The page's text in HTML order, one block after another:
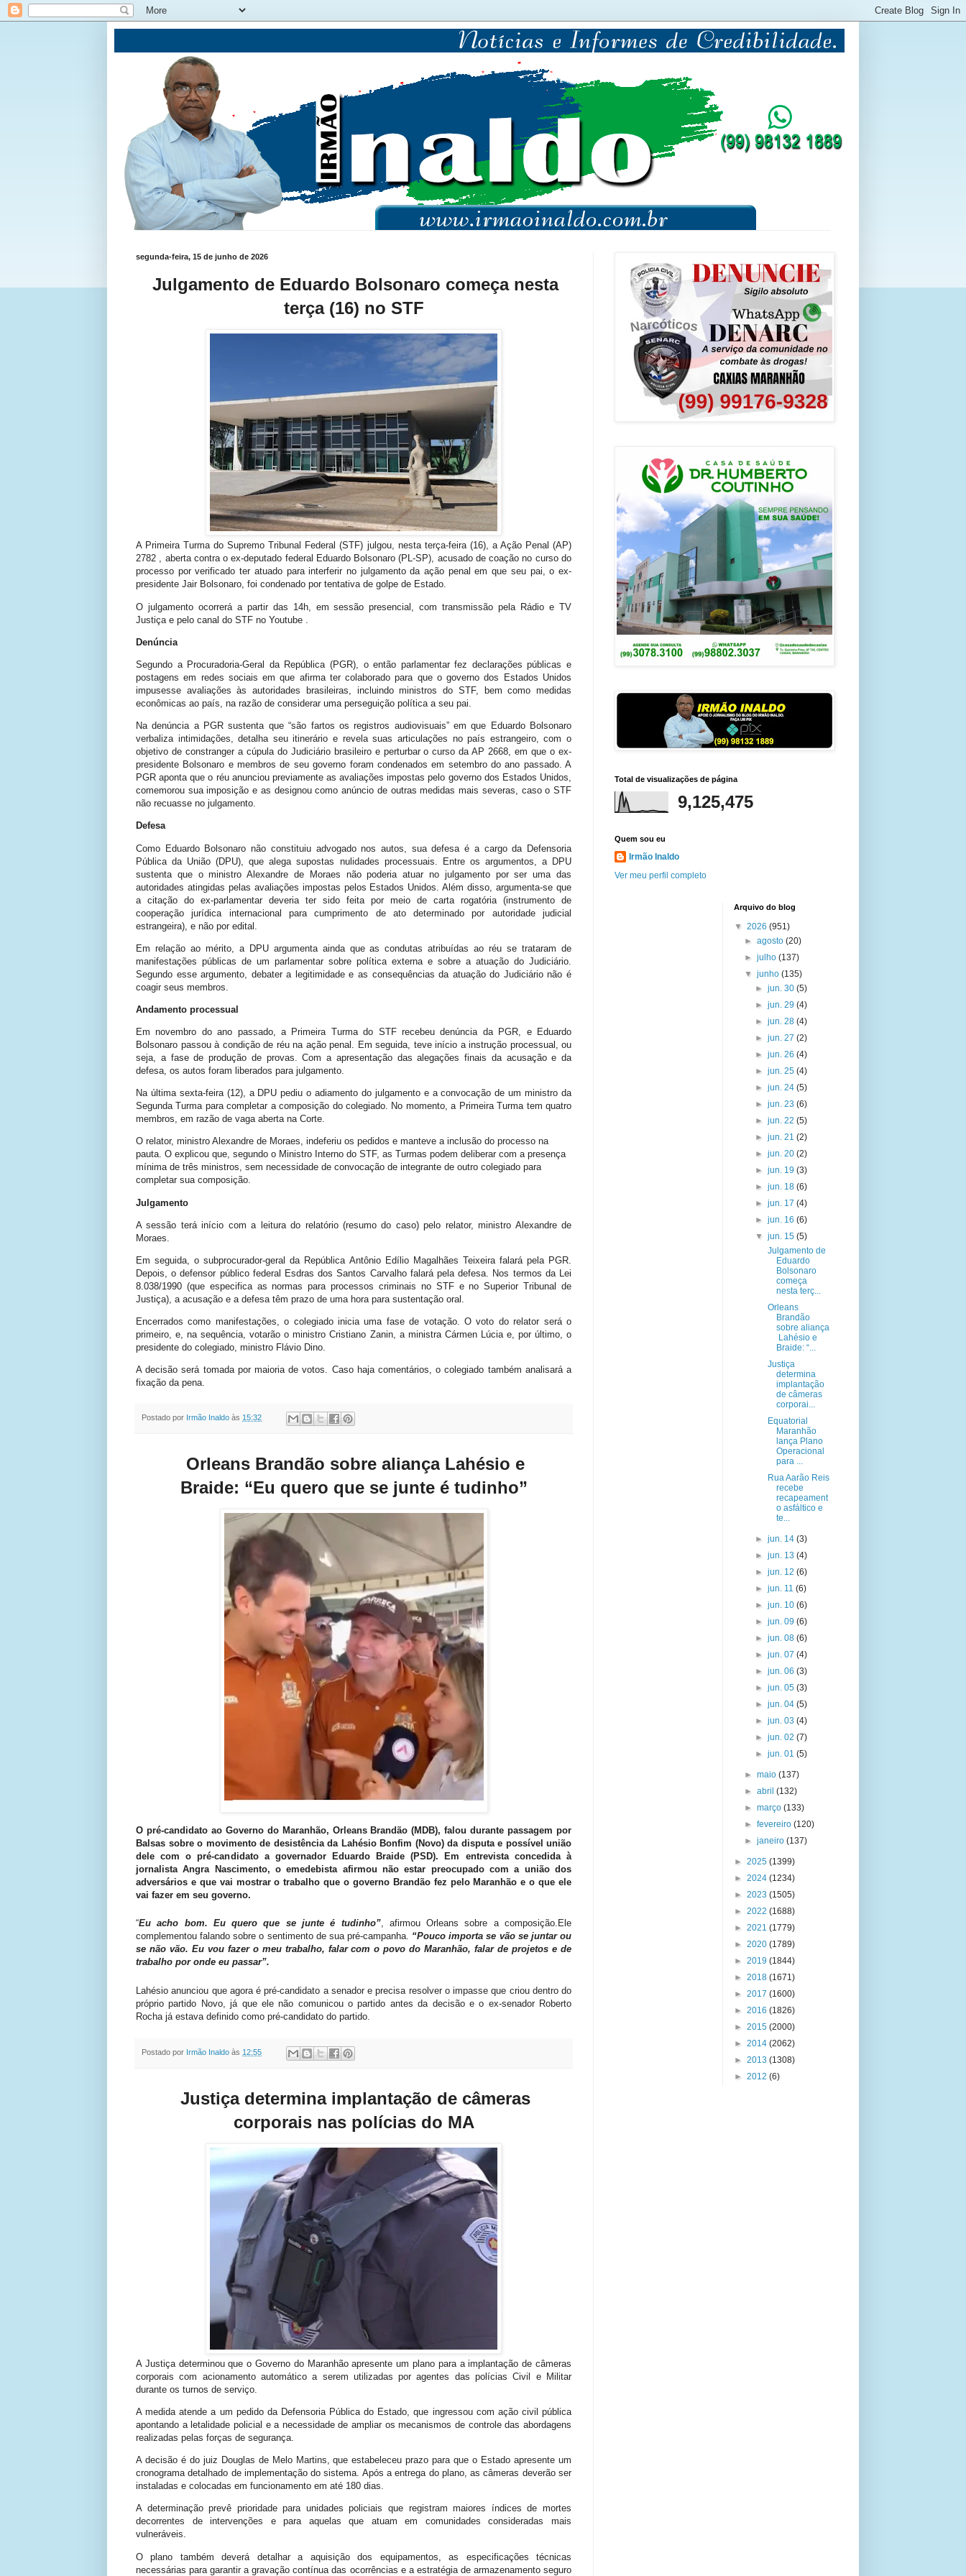
segunda-feira, 15 de junho de 2026
Julgamento de Eduardo Bolsonaro começa nesta
terça (16) no STF
A Primeira Turma do Supremo Tribunal Federal (STF) julgou, nesta terça-feira (16), a Ação Penal (AP)
2782 , aberta contra o ex-deputado federal Eduardo Bolsonaro (PL-SP), acusado de coação no curso do
processo por verificado ter atuado para interferir no julgamento da ação penal em que seu pai, o ex-
presidente Jair Bolsonaro, foi condenado por tentativa de golpe de Estado.
O julgamento ocorrerá a partir das 14h, em sessão presencial, com transmissão pela Rádio e TV
Justiça e pelo canal do STF no Youtube .
Denúncia
Segundo a Procuradoria-Geral da República (PGR), o então parlamentar fez declarações públicas e
postagens em redes sociais em que afirma ter colaborado para que o governo dos Estados Unidos
impusesse avaliações às autoridades brasileiras, incluindo ministros do STF, bem como medidas
econômicas ao país, na razão de considerar uma perseguição política a seu pai.
Na denúncia a PGR sustenta que “são fartos os registros audiovisuais” em que Eduardo Bolsonaro
verbaliza intimidações, detalha seu itinerário e revela suas articulações no país estrangeiro, com o
objetivo de constranger a cúpula do Judiciário brasileiro e perturbar o curso da AP 2668, em que o ex-
presidente Bolsonaro e membros de seu governo foram condenados em setembro do ano passado. A
PGR aponta que o réu anunciou previamente as avaliações impostas pelo governo dos Estados Unidos,
comemorou sua imposição e as designou como anúncio de outras medidas mais severas, caso o STF
não recuasse no julgamento.
Defesa
Como Eduardo Bolsonaro não constituiu advogado nos autos, sua defesa é a cargo da Defensoria
Pública da União (DPU), que alega supostas nulidades processuais. Entre os argumentos, a DPU
sustenta que o ministro Alexandre de Moraes não poderia atuar no julgamento por ser uma das
autoridades atingidas pelas avaliações impostas pelos Estados Unidos. Além disso, argumenta-se que
a citação do ex-parlamentar deveria ter sido feita por meio de carta rogatória (instrumento de
cooperação jurídica internacional para cumprimento de ato determinado por autoridade judicial
estrangeira), e não por edital.
Em relação ao mérito, a DPU argumenta ainda que as condutas atribuídas ao réu se trataram de
manifestações públicas de um parlamentar sobre política externa e sobre a atuação do Judiciário.
Segundo esse argumento, debater a legitimidade e as consequências da atuação do Judiciário não é
coagir seus membros.
Andamento processual
Em novembro do ano passado, a Primeira Turma do STF recebeu denúncia da PGR, e Eduardo
Bolsonaro passou à condição de réu na ação penal. Em seguida, teve início a instrução processual, ou
seja, a fase de produção de provas. Com a apresentação das alegações finais da acusação e da
defesa, os autos foram liberados para julgamento.
Na última sexta-feira (12), a DPU pediu o adiamento do julgamento e a convocação de um ministro da
Segunda Turma para completar a composição do colegiado. No momento, a Primeira Turma tem quatro
membros, em razão de vaga aberta na Corte.
O relator, ministro Alexandre de Moraes, indeferiu os pedidos e manteve a inclusão do processo na
pauta. O explicou que, segundo o Ministro Interno do STF, as Turmas podem deliberar com a presença
mínima de três ministros, sem necessidade de convocação de integrante de outro colegiado para
completar sua composição.
Julgamento
A sessão terá início com a leitura do relatório (resumo do caso) pelo relator, ministro Alexandre de
Moraes.
Em seguida, o subprocurador-geral da República Antônio Edílio Magalhães Teixeira falará pela PGR.
Depois, o defensor público federal Esdras dos Santos Carvalho falará pela defesa. Nos termos da Lei
8.038/1990 (que especifica as normas para processos criminais no STF e no Superior Tribunal de
Justiça), a acusação e a defesa têm prazo de uma hora para sustentação oral.
Encerrados como manifestações, o colegiado inicia uma fase de votação. O voto do relator será o
primeiro, e, na sequência, votarão o ministro Cristiano Zanin, a ministra Cármen Lúcia e, por último, o
presidente do colegiado, ministro Flávio Dino.
A decisão será tomada por maioria de votos. Caso haja comentários, o colegiado também analisará a
fixação da pena.
Postado por Irmão Inaldo às 15:32
Orleans Brandão sobrealiança Lahésio e
Braide: “Eu quero que se junte é tudinho”
O pré-candidato ao Governo do Maranhão, Orleans Brandão (MDB), falou durante passagem por
Balsas sobre o movimento de desistência da Lahésio Bonfim (Novo) da disputa e possível união
dele com o pré-candidato a governador Eduardo Braide (PSD). Em entrevista concedida à
jornalista Angra Nascimento, o emedebista afirmou não estar preocupado com a união dos
adversários e que vai mostrar o trabalho que o governo Brandão fez pelo Maranhão e o que ele
vai fazer em seu governo.
“Eu acho bom. Eu quero que se junte é tudinho”, afirmou Orleans sobre a composição.Ele
complementou falando sobre o sentimento de sua pré-campanha. “Pouco importa se vão se juntar ou
se não vão. Eu vou fazer o meu trabalho, falar com o povo do Maranhão, falar de projetos e de
trabalho por onde eu passar”.
Lahésio anunciou que agora é pré-candidato a senador e precisa resolver o impasse que criou dentro do
próprio partido Novo, já que ele não comunicou o partido antes da decisão e o ex-senador Roberto
Rocha já estava definido como pré-candidato do partido.
Postado por Irmão Inaldo às 12:55
Justiça determina implantação de câmeras
corporais nas polícias do MA
A Justiça determinou que o Governo do Maranhão apresente um plano para a implantação de câmeras
corporais com acionamento automático a serem utilizadas por agentes das polícias Civil e Militar
durante os turnos de serviço.
A medida atende a um pedido da Defensoria Pública do Estado, que ingressou com ação civil pública
apontando a letalidade policial e a necessidade de ampliar os mecanismos de controle das abordagens
realizadas pelas forças de segurança.
A decisão é do juiz Douglas de Melo Martins, que estabeleceu prazo para que o Estado apresente um
cronograma detalhado de implementação do sistema. Após a entrega do plano, as câmeras deverão ser
instaladas e colocadas em funcionamento em até 180 dias.
A determinação prevê prioridade para unidades policiais que registram maiores índices de mortes
decorrentes de intervenções e para aquelas que atuam em comunidades consideradas mais
vulneráveis.
O plano também deverá detalhar a aquisição dos equipamentos, as especificações técnicas
necessárias para garantir a gravação contínua das ocorrências e a estratégia de armazenamento seguro
Total de visualizações de página
9,125,475
Quem sou eu
Irmão Inaldo
Ver meu perfil completo
Arquivo do blog
▼ 2026 (951)
►agosto(20)
►julho(137)
▼junho(135)
► jun. 30 (5)
► jun. 29 (4)
► jun. 28 (4)
► jun. 27 (2)
► jun. 26 (4)
► jun. 25 (4)
► jun. 24 (5)
► jun. 23 (6)
► jun. 22 (5)
► jun. 21 (2)
► jun. 20 (2)
► jun. 19 (3)
► jun. 18 (6)
► jun. 17 (4)
► jun. 16 (6)
▼ jun. 15 (5)
Julgamento de
Eduardo
Bolsonaro
começa
nesta terç...
Orleans
Brandão
sobre aliança
Lahésio e
Braide: “...
Justiça
determina
implantação
de câmeras
corporai...
Equatorial
Maranhão
lança Plano
Operacional
para ...
Rua Aarão Reis
recebe
recapeament
o asfáltico e
te...
► jun. 14 (3)
► jun. 13 (4)
► jun. 12 (6)
► jun. 11 (6)
► jun. 10 (6)
► jun. 09 (6)
► jun. 08 (6)
► jun. 07 (4)
► jun. 06 (3)
► jun. 05 (3)
► jun. 04 (5)
► jun. 03 (4)
► jun. 02 (7)
► jun. 01 (5)
►maio(137)
►abril(132)
►março(133)
►fevereiro(120)
►janeiro(137)
► 2025 (1399)
► 2024 (1234)
► 2023 (1505)
► 2022 (1688)
► 2021 (1779)
► 2020 (1789)
► 2019 (1844)
► 2018 (1671)
► 2017 (1600)
► 2016 (1826)
► 2015 (2000)
► 2014 (2062)
► 2013 (1308)
► 2012 (6)